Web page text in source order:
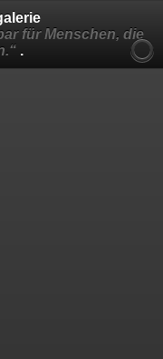
für Menschen, die
.